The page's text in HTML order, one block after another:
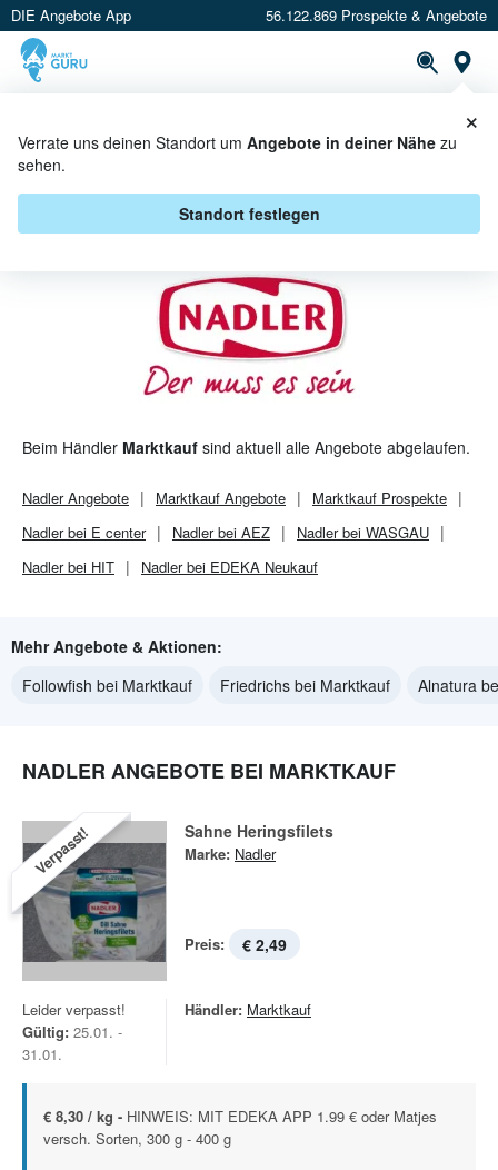
DIE Angebote App 56.122.869 Prospekte & Angebote
Verrate uns deinen Standort um Angebote in deiner Nähe zu
sehen.
Standort festlegen
×
NADLER BEI MARKTKAUF -
ANGEBOTE & AKTIONEN
Beim Händler Marktkauf sind aktuell alle Angebote abgelaufen.
NadlerAngebote Marktkauf Angebote Marktkauf Prospekte
Nadler bei E center
Nadler bei AEZ
Nadler bei WASGAU
Nadler bei HIT
Nadler bei EDEKA Neukauf
Mehr Angebote & Aktionen:
Followfish bei Marktkauf
Friedrichs bei Marktkauf Alnatura
NADLER ANGEBOTE BEI MARKTKAUF
Verpasst! Sahne Heringsfilets
Marke: Nadler
Preis: € 2,49
Leider verpasst!
Gültig: 25.01. -
31.01.
Händler: Marktkauf
€ 8,30 / kg - HINWEIS: MIT EDEKA APP 1.99 € oder Matjes
versch. Sorten, 300 g - 400 g